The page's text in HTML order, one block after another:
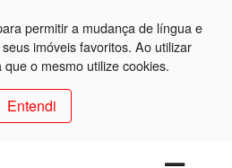
permitir a mudança de língua e
imóveis favoritos. Ao utilizar
o mesmo utilize cookies.
Entendi